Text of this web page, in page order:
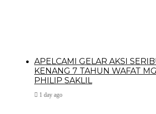
APELCAMI GELAR AKSI
KENANG 7 TAHUN WAFAT
PHILIP SAKLIL
1 day ago